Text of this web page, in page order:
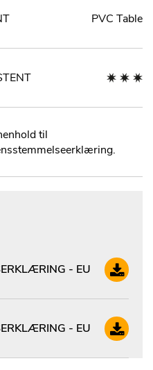
PVC Table
til
- EU
- EU